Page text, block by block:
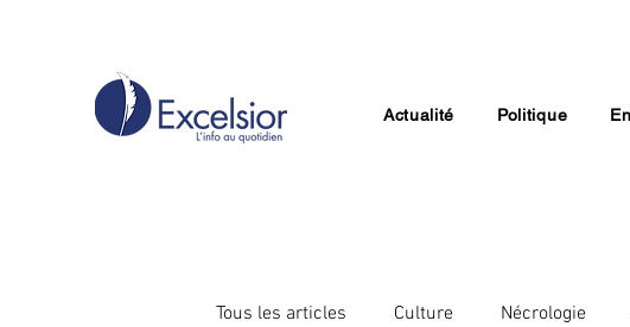
Actualité Politique
Tous les articles Culture Nécrologie